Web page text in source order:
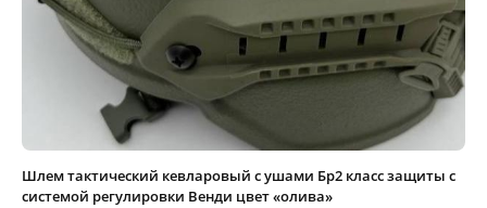
Шлем тактический кевларовый с ушами Бр2 класс защиты с
системой регулировки Венди цвет «олива»